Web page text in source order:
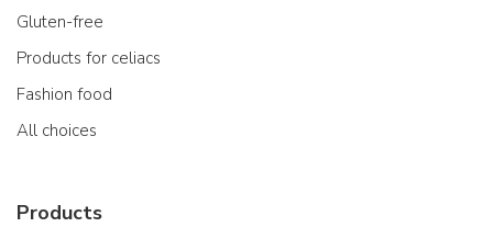
Gluten-free
Products for celiacs
Fashion food
All choices
Products